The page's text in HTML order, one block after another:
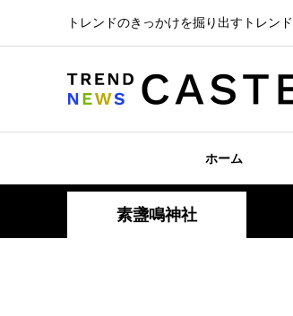
トレンドのきっかけを掘り出すトレン
ホーム
素盞鳴神社